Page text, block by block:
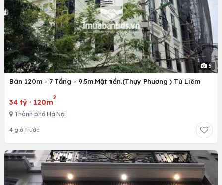
5
Bán 120m - 7 Tầng - 9.5m.Mặt tiền.(Thụy Phương ) Từ Liêm
34 tỷ · 120m
2
Thành phố Hà Nội
4 giờ trước